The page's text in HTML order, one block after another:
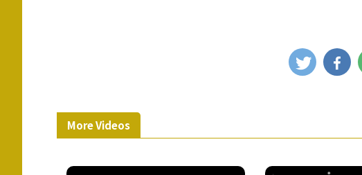
More Videos